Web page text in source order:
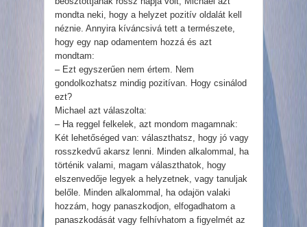
mondta neki, hogy a helyzet pozitív oldalát kell
néznie. Annyira kíváncsivá tett a természete,
hogy egy nap odamentem hozzá és azt
mondtam:
– Ezt egyszerűen nem értem. Nem
gondolkozhatsz mindig pozitívan. Hogy csinálod
ezt?
Michael azt válaszolta:
– Ha reggel felkelek, azt mondom magamnak:
Két lehetőséged van: választhatsz, hogy jó vagy
rosszkedvű akarsz lenni. Minden alkalommal, ha
történik valami, magam választhatok, hogy
elszenvedője legyek a helyzetnek, vagy tanuljak
belőle. Minden alkalommal, ha odajön valaki
hozzám, hogy panaszkodjon, elfogadhatom a
panaszkodását vagy felhívhatom a figyelmét az